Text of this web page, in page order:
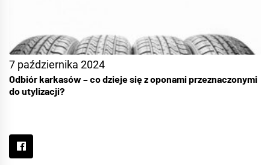
7 października 2024
Odbiór karkasów – co dzieje się z oponami przeznaczonymi
do utylizacji?